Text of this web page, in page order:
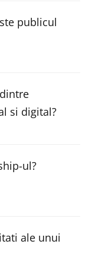
publicul
si digital?
ul?
ale unui